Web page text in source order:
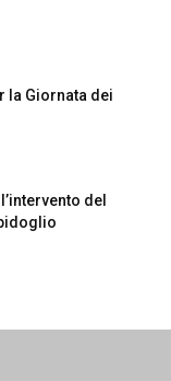
la Giornata dei
del